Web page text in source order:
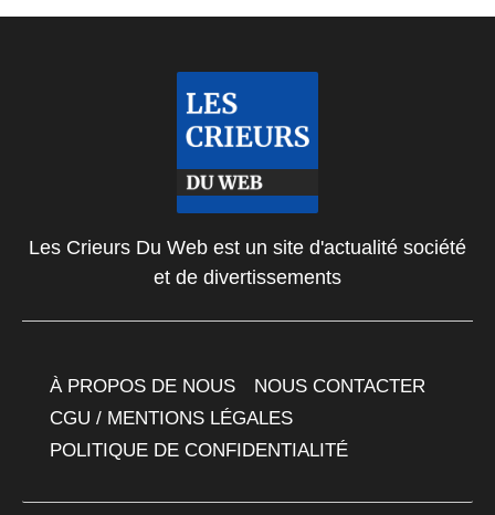
Les Crieurs Du Web est un site d'actualité société
et de divertissements
À PROPOS DE NOUS
NOUS CONTACTER
CGU / MENTIONS LÉGALES
POLITIQUE DE CONFIDENTIALITÉ